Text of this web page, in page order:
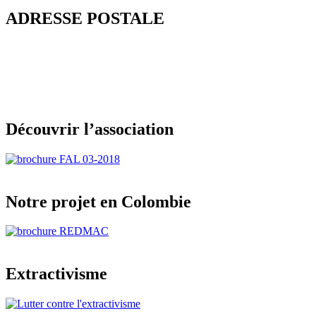
ADRESSE POSTALE
Découvrir l’association
Notre projet en Colombie
Extractivisme